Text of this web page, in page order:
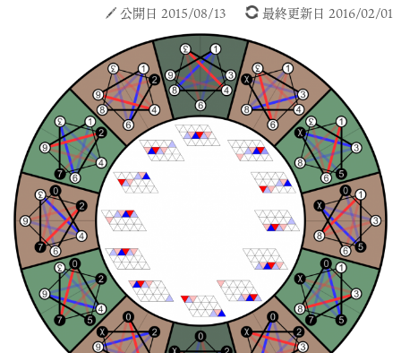
公開日 2015/08/13 最終更新日 2016/02/01